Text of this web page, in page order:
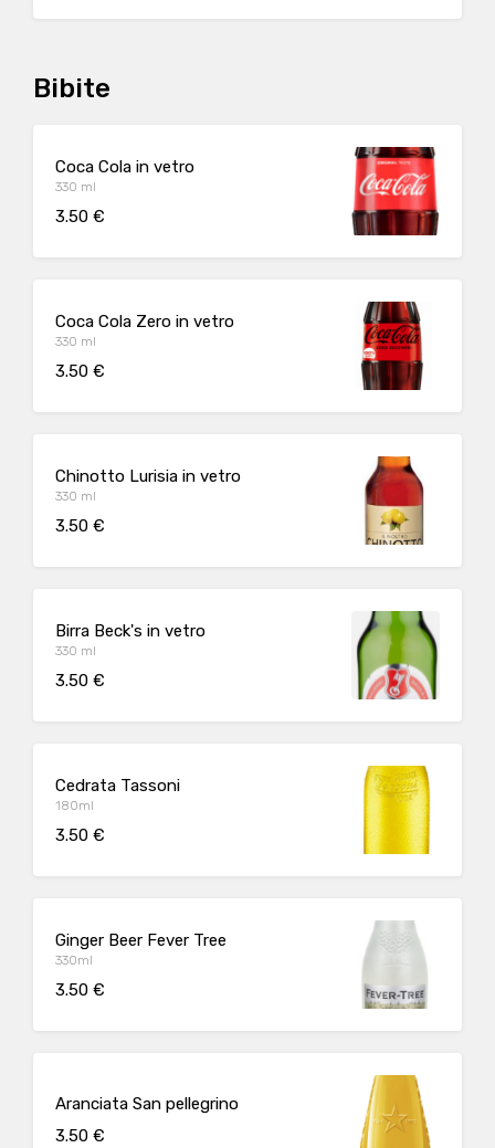
Bibite
Coca Cola in vetro
330 ml
3.50 €
Coca Cola Zero in vetro
330 ml
3.50 €
Chinotto Lurisia in vetro
330 ml
3.50 €
Birra Beck's in vetro
330 ml
3.50 €
Cedrata Tassoni
180ml
3.50 €
Ginger Beer Fever Tree
330ml
3.50 €
Aranciata San pellegrino
3.50 €